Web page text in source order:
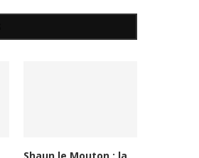
Shaun le Mouton : la